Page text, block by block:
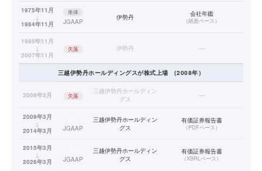
1975年11月
↓
1984年11月
単体
JGAAP
伊勢丹 会社年鑑
（紙面ベース）
1985年11月
↓
2007年11月
欠落 伊勢丹 —
三越伊勢丹ホールディングスが株式上場 （2008年）
2008年3月 欠落
三越伊勢丹ホールディン
グス
—
2009年3月
↓
2014年3月
JGAAP
三越伊勢丹ホールディン
グス
有価証券報告書
（PDFベース）
2015年3月
↓
2026年3月
JGAAP
三越伊勢丹ホールディン
グス
有価証券報告書
（XBRLベース）